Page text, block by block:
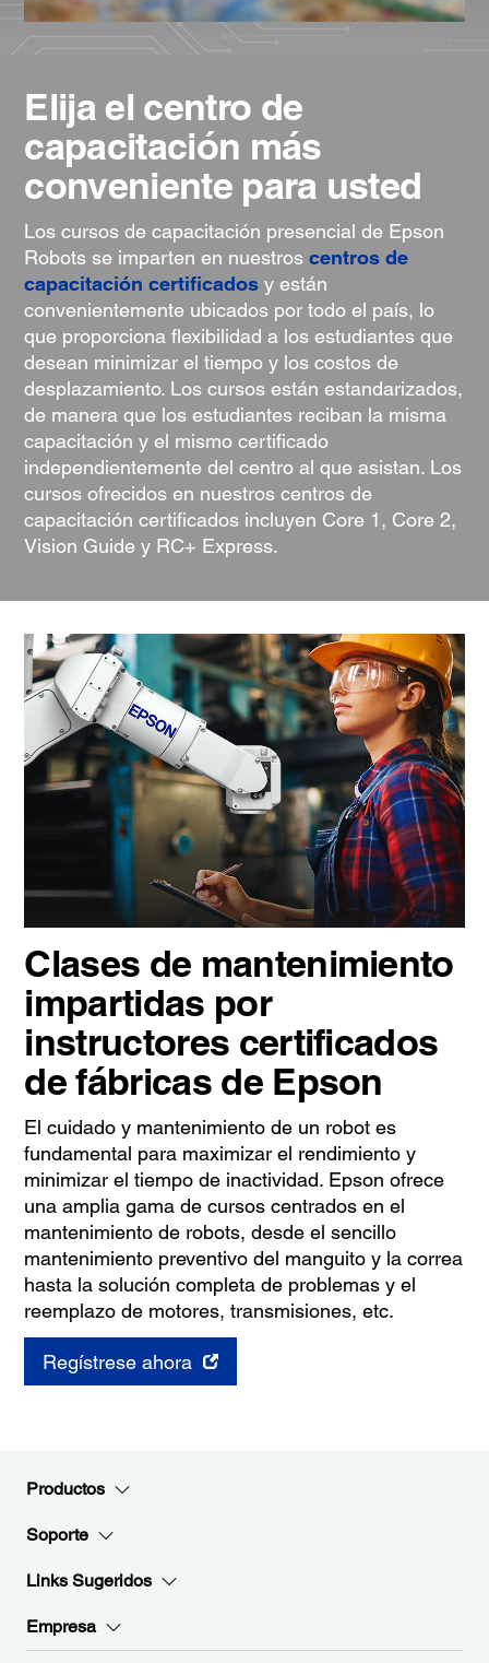
Elija el centro de
capacitación más
conveniente para usted
Los cursos de capacitación presencial de Epson
Robots se imparten en nuestroscentros de
capacitación certificados y están
convenientemente ubicados por todo el país, lo
que proporciona flexibilidad a los estudiantes que
desean minimizar el tiempo y los costos de
desplazamiento. Los cursos están estandarizados,
de manera que los estudiantes reciban la misma
capacitación y el mismo certificado
independientemente del centro al que asistan. Los
cursos ofrecidos en nuestros centros de
capacitación certificados incluyen Core 1, Core 2,
Vision Guide y RC+ Express.
Clases de mantenimiento
impartidas por
instructores certificados
de fábricas de Epson
El cuidado y mantenimiento de un robot es
fundamental para maximizar el rendimiento y
minimizar el tiempo de inactividad. Epson ofrece
una amplia gama de cursos centrados en el
mantenimiento de robots, desde el sencillo
mantenimiento preventivo del manguito y la correa
hasta la solución completa de problemas y el
reemplazo de motores, transmisiones, etc.
Regístrese ahora
Productos
Soporte
Links Sugeridos
Empresa